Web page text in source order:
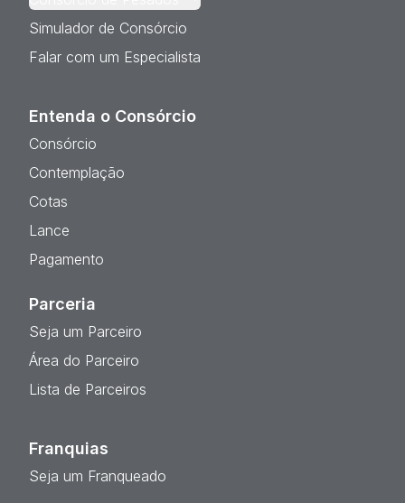
Simulador de Consórcio
Falar com um Especialista
Entenda o Consórcio
Consórcio
Contemplação
Cotas
Lance
Pagamento
Parceria
Seja um Parceiro
Área do Parceiro
Lista de Parceiros
Franquias
Seja um Franqueado